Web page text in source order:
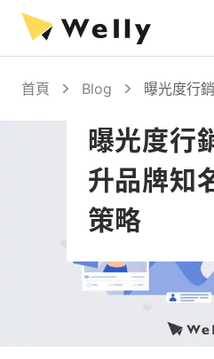
首頁 Blog
曝光度行
曝光度行
升品牌知
策略